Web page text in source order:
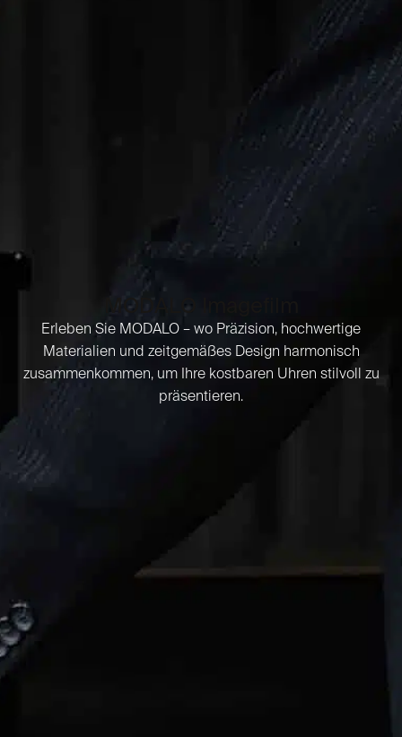
MODALO Imagefilm
Erleben Sie MODALO – wo Präzision, hochwertige
Materialien und zeitgemäßes Design harmonisch
zusammenkommen, um Ihre kostbaren Uhren stilvoll zu
präsentieren.